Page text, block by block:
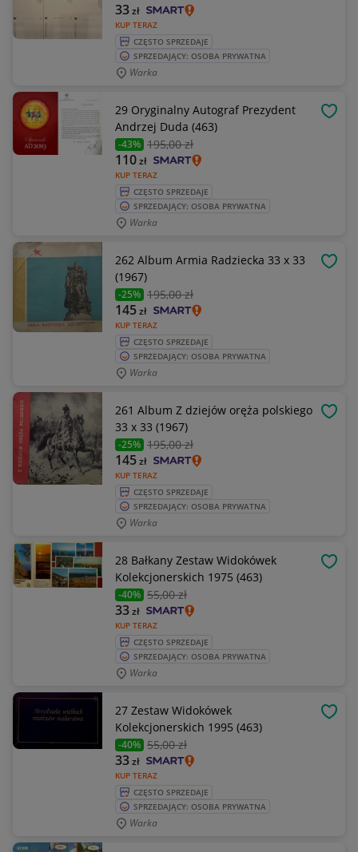
KUP TERAZ
33zł
CZĘSTO SPRZEDAJE
SPRZEDAJĄCY: OSOBA PRYWATNA
Warka
29 Oryginalny Autograf Prezydent
Andrzej Duda (463)
-43% 195,00 zł
KUP TERAZ
110zł
CZĘSTO SPRZEDAJE
SPRZEDAJĄCY: OSOBA PRYWATNA
Warka
262 Album Armia Radziecka 33 x 33
(1967)
-25% 195,00 zł
KUP TERAZ
145zł
CZĘSTO SPRZEDAJE
SPRZEDAJĄCY: OSOBA PRYWATNA
Warka
261 Album Z dziejów oręża polskiego
33 x 33 (1967)
-25% 195,00 zł
KUP TERAZ
145zł
CZĘSTO SPRZEDAJE
SPRZEDAJĄCY: OSOBA PRYWATNA
Warka
28 Bałkany Zestaw Widokówek
Kolekcjonerskich 1975 (463)
-40% 55,00 zł
KUP TERAZ
33zł
CZĘSTO SPRZEDAJE
SPRZEDAJĄCY: OSOBA PRYWATNA
Warka
27 Zestaw Widokówek
Kolekcjonerskich 1995 (463)
-40% 55,00 zł
KUP TERAZ
33zł
CZĘSTO SPRZEDAJE
SPRZEDAJĄCY: OSOBA PRYWATNA
Warka